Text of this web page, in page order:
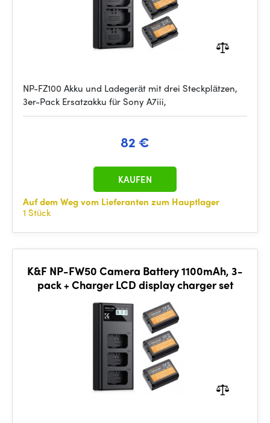
NP-FZ100 Akku und Ladegerät mit drei Steckplätzen,
3er-Pack Ersatzakku für Sony A7iii,
82 €
Auf dem Weg vom Lieferanten zum Hauptlager
1 Stück
KAUFEN
K&F NP-FW50 Camera Battery 1100mAh, 3-
pack + Charger LCD display charger set